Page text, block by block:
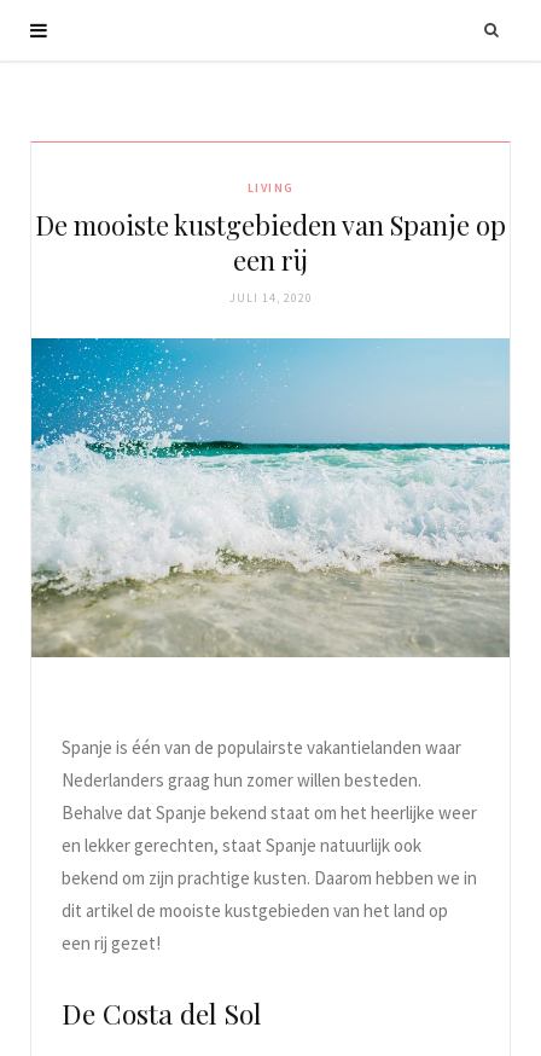
LIVING
De mooiste kustgebieden van Spanje op
een rij
JULI 14, 2020
Spanje is één van de populairste vakantielanden waar
Nederlanders graag hun zomer willen besteden.
Behalve dat Spanje bekend staat om het heerlijke weer
en lekker gerechten, staat Spanje natuurlijk ook
bekend om zijn prachtige kusten. Daarom hebben we in
dit artikel de mooiste kustgebieden van het land op
een rij gezet!
De Costa del Sol